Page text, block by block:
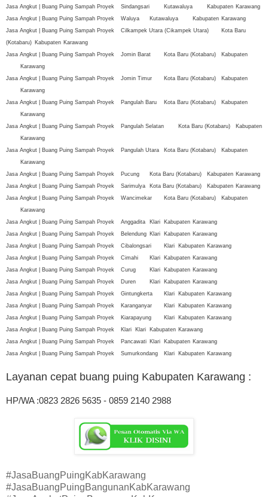
Jasa Angkut | Buang Puing Sampah Proyek
Sindangsari Kutawaluya Kabupaten Karawang
Jasa Angkut | Buang Puing Sampah Proyek
Waluya Kutawaluya Kabupaten Karawang
Jasa Angkut | Buang Puing Sampah Proyek
Cilkampek Utara (Cikampek Utara)
Kota Baru
(Kotabaru) Kabupaten Karawang
Jasa Angkut | Buang Puing Sampah Proyek
Jomin Barat Kota Baru (Kotabaru)
Kabupaten
Karawang
Jasa Angkut | Buang Puing Sampah Proyek
Jomin Timur Kota Baru (Kotabaru)
Kabupaten
Karawang
Jasa Angkut | Buang Puing Sampah Proyek
Pangulah Baru Kota Baru (Kotabaru)
Kabupaten
Karawang
Jasa Angkut | Buang Puing Sampah Proyek
Pangulah Selatan Kota Baru (Kotabaru)
Kabupaten
Karawang
Jasa Angkut | Buang Puing Sampah Proyek
Pangulah Utara Kota Baru (Kotabaru)
Kabupaten
Karawang
Jasa Angkut | Buang Puing Sampah Proyek
Pucung Kota Baru (Kotabaru) Kabupaten Karawang
Jasa Angkut | Buang Puing Sampah Proyek
Sarimulya Kota Baru (Kotabaru) Kabupaten Karawang
Jasa Angkut | Buang Puing Sampah Proyek
Wancimekar Kota Baru (Kotabaru)
Kabupaten
Karawang
Jasa Angkut | Buang Puing Sampah Proyek
Anggadita Klari Kabupaten Karawang
Jasa Angkut | Buang Puing Sampah Proyek
Belendung Klari Kabupaten Karawang
Jasa Angkut | Buang Puing Sampah Proyek
Cibalongsari Klari Kabupaten Karawang
Jasa Angkut | Buang Puing Sampah Proyek
Cimahi Klari Kabupaten Karawang
Jasa Angkut | Buang Puing Sampah Proyek
Curug Klari Kabupaten Karawang
Jasa Angkut | Buang Puing Sampah Proyek
Duren Klari Kabupaten Karawang
Jasa Angkut | Buang Puing Sampah Proyek
Gintungkerta Klari Kabupaten Karawang
Jasa Angkut | Buang Puing Sampah Proyek
Karanganyar Klari Kabupaten Karawang
Jasa Angkut | Buang Puing Sampah Proyek
Kiarapayung Klari Kabupaten Karawang
Jasa Angkut | Buang Puing Sampah Proyek
Klari Klari Kabupaten Karawang
Jasa Angkut | Buang Puing Sampah Proyek
Pancawati Klari Kabupaten Karawang
Jasa Angkut | Buang Puing Sampah Proyek
Sumurkondang Klari Kabupaten Karawang
Layanan cepat buang puing Kabupaten Karawang :
HP/WA :0823 2826 5635 - 0859 2140 2988
#JasaBuangPuingKabKarawang
#JasaBuangPuingBangunanKabKarawang